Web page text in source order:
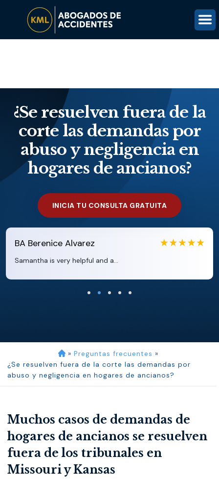
OBTÉN UNA REVISIÓN GRATUITA DEL CASO
¿Se resuelven fuera de la
corte las demandas por
abuso y negligencia en
hogares de ancianos?
INICIA TU CONSULTA GRATUITA
EB Eboni Bowie
Clara extremely helpful and ve...
» Preguntas frecuentes »
¿Se resuelven fuera de la corte las demandas por
abuso y negligencia en hogares de ancianos?
Muchos casos de demandas de
hogares de ancianos se resuelven
fuera de los tribunales en
Missouri y Kansas